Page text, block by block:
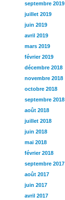
septembre 2019
juillet 2019
juin 2019
avril 2019
mars 2019
février 2019
décembre 2018
novembre 2018
octobre 2018
septembre 2018
août 2018
juillet 2018
juin 2018
mai 2018
février 2018
septembre 2017
août 2017
juin 2017
avril 2017